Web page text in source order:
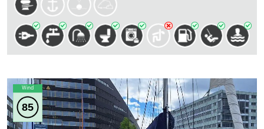
Wind
85